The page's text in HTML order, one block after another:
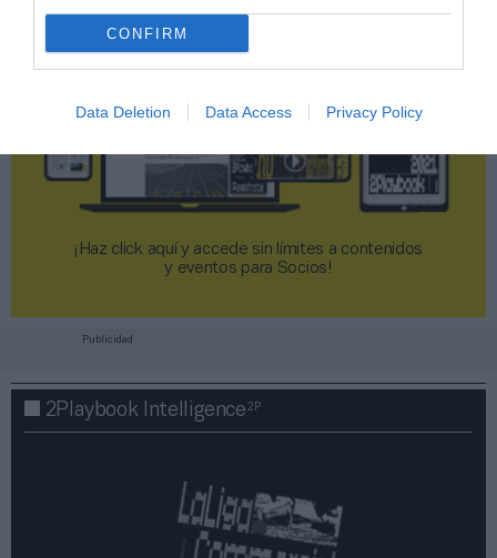
CONFIRM
Data Deletion Data Access Privacy Policy
¡Haz click aquí y accede sin límites a contenidos
y eventos para Socios!​​​​​​​
Publicidad
2Playbook Intelligence2P